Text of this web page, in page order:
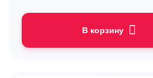
В корзину